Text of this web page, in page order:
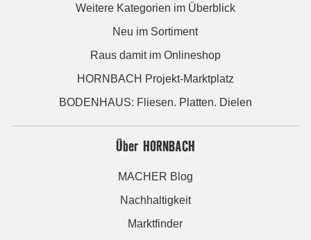
Weitere Kategorien im Überblick
Neu im Sortiment
Raus damit im Onlineshop
HORNBACH Projekt-Marktplatz
BODENHAUS: Fliesen. Platten. Dielen
Über HORNBACH
MACHER Blog
Nachhaltigkeit
Marktfinder